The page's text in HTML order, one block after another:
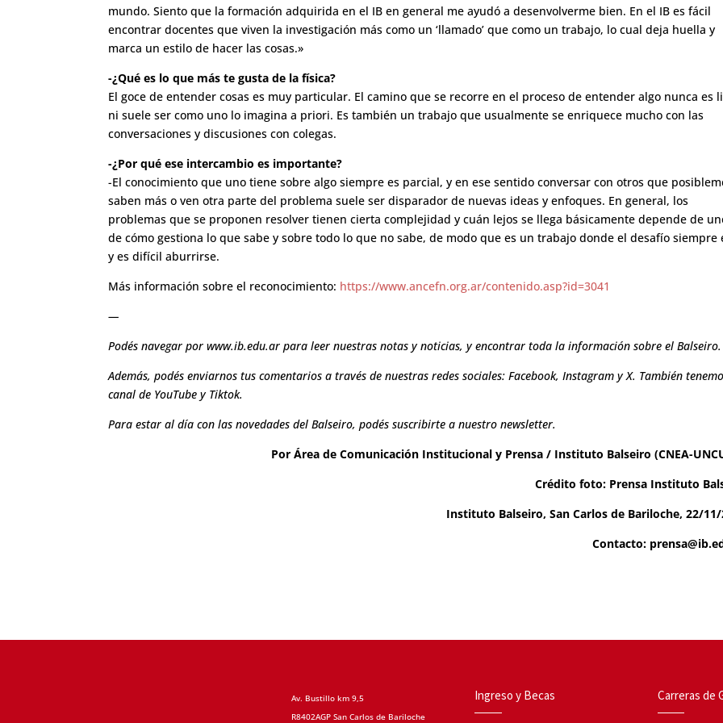
mundo. Siento que la formación adquirida en el IB en general me ayudó a desenvolverme bien. En el IB es fácil
encontrar docentes que viven la investigación más como un ‘llamado’ que como un trabajo, lo cual deja huella y
marca un estilo de hacer las cosas.»
-¿Qué es lo que más te gusta de la física?
El goce de entender cosas es muy particular. El camino que se recorre en el proceso de entender algo nunca es
ni suele ser como uno lo imagina a priori. Es también un trabajo que usualmente se enriquece mucho con las
conversaciones y discusiones con colegas.
-¿Por qué ese intercambio es importante?
-El conocimiento que uno tiene sobre algo siempre es parcial, y en ese sentido conversar con otros que
saben más o ven otra parte del problema suele ser disparador de nuevas ideas y enfoques. En general, los
problemas que se proponen resolver tienen cierta complejidad y cuán lejos se llega básicamente depende de
de cómo gestiona lo que sabe y sobre todo lo que no sabe, de modo que es un trabajo donde el desafío siempre
y es difícil aburrirse.
Más información sobre el reconocimiento: https://www.ancefn.org.ar/contenido.asp?id=3041
—
Podés navegar porwww.ib.edu.ar para leer nuestras notas y noticias, y encontrar toda la información sobre el Balseiro.
Además, podés enviarnos tus comentarios a través de nuestras redes sociales:Facebook, Instagram yX. También
canal de YouTube y Tiktok.
Para estar al día con las novedades del Balseiro, podés suscribirte a nuestro newsletter.
PorÁrea de Comunicación Institucional y Prensa / Instituto Balseiro (CNEA-
Crédito foto: Prensa Instituto
Instituto Balseiro, San Carlos de Bariloche, 22/11/
Contacto:
Av. Bustillo km 9,5
R8402AGP San Carlos de Bariloche
Ingreso y Becas Carreras de